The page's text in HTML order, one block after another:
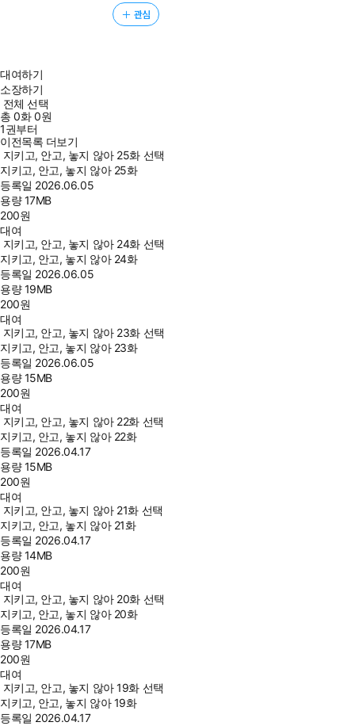
관심
대여하기
소장하기
전체 선택
총0화0원
1권부터
이전목록 더보기
지키고, 안고, 놓지 않아 25화 선택
지키고, 안고, 놓지 않아 25화
등록일 2026.06.05
용량17MB
200원
대여
지키고, 안고, 놓지 않아 24화 선택
지키고, 안고, 놓지 않아 24화
등록일 2026.06.05
용량19MB
200원
대여
지키고, 안고, 놓지 않아 23화 선택
지키고, 안고, 놓지 않아 23화
등록일 2026.06.05
용량15MB
200원
대여
지키고, 안고, 놓지 않아 22화 선택
지키고, 안고, 놓지 않아 22화
등록일 2026.04.17
용량15MB
200원
대여
지키고, 안고, 놓지 않아 21화 선택
지키고, 안고, 놓지 않아 21화
등록일 2026.04.17
용량14MB
200원
대여
지키고, 안고, 놓지 않아 20화 선택
지키고, 안고, 놓지 않아 20화
등록일 2026.04.17
용량17MB
200원
대여
지키고, 안고, 놓지 않아 19화 선택
지키고, 안고, 놓지 않아 19화
등록일 2026.04.17